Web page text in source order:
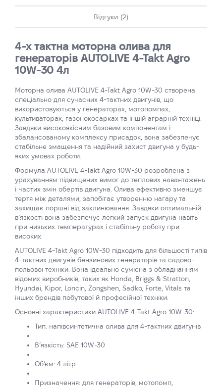
Відгуки (2)
4-х тактна моторна олива для
генераторів AUTOLIVE 4-Takt Agro
10W-30 4л
Моторна олива AUTOLIVE 4-Takt Agro 10W-30 створена
спеціально для сучасних 4-тактних двигунів, що
використовуються у генераторах, мотопомпах,
культиваторах, газонокосарках та іншій аграрній техніці.
Завдяки високоякісним базовим компонентам і
збалансованому комплексу присадок, вона забезпечує
стабільне змащення та надійний захист двигуна у будь-
яких умовах роботи.
Формула AUTOLIVE 4-Takt Agro 10W-30 розроблена з
урахуванням підвищених вимог до теплових навантажень
і частих змін обертів двигуна. Олива ефективно зменшує
тертя між деталями, запобігає утворенню нагару та
захищає поршні від заклинювання. Завдяки оптимальній
в’язкості вона забезпечує легкий запуск двигуна навіть
при низьких температурах і стабільну роботу при
високих.
AUTOLIVE 4-Takt Agro 10W-30 підходить для більшості типів
4-тактних двигунів бензинових генераторів та садово-
польової техніки. Вона ідеально сумісна з обладнанням
відомих виробників, таких як Honda, Briggs & Stratton,
Hyundai, Kipor, Loncin, Zongshen, Sadko, Forte, Vitals та
інших брендів побутової й професійної техніки.
Основні характеристики AUTOLIVE 4-Takt Agro 10W-30:
Тип: напівсинтетична олива для 4-тактних двигунів
В’язкість: SAE 10W-30
Об’єм: 4 літр
Призначення: для генераторів, мотопомп,